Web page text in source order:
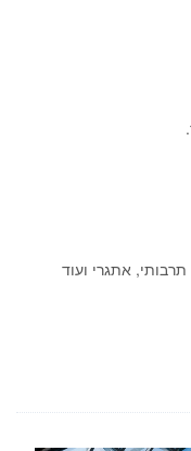
אתגרי ועוד